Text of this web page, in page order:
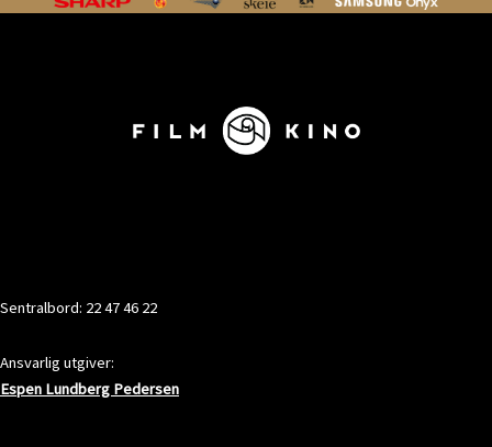
Sentralbord: 22 47 46 22
Ansvarlig utgiver:
Espen Lundberg Pedersen